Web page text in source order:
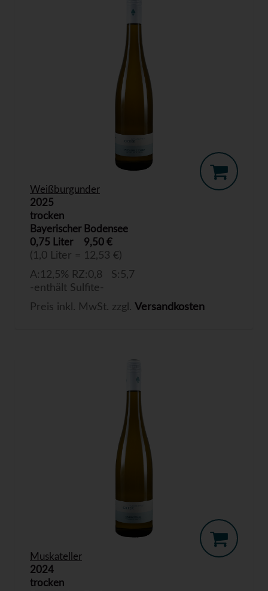
Weißburgunder
2025
trocken
Bayerischer Bodensee
0,75 Liter
9,50 €
(1,0 Liter = 12,53 €)
A:12,5% RZ:0,8 S:5,7
-enthält Sulfite-
Preis inkl. MwSt. zzgl. Versandkosten
Muskateller
2024
trocken